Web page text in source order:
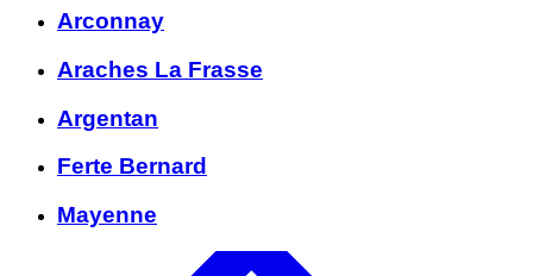
Arconnay
Araches La Frasse
Argentan
Ferte Bernard
Mayenne